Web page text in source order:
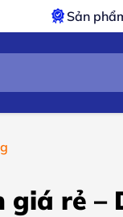
chính hãng – xuất
rẻ –